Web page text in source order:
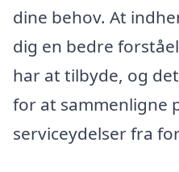
dine behov. At
dig en bedre
har at tilbyde, og
for at sammenligne
serviceydelser fra